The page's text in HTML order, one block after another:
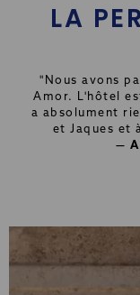
LA
"Nous avons
Amor. L'hôtel
a absolument
et Jaques et
—